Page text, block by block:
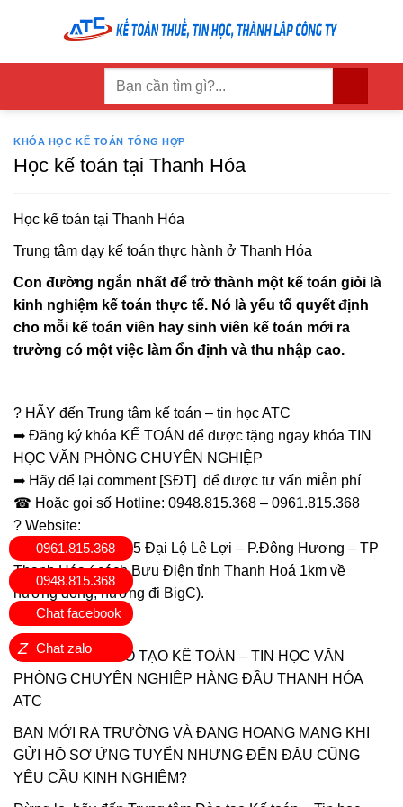
0961.815.368
0948.815.368
Chat facebook
Z Chat zalo
KHÓA HỌC KẾ TOÁN TỔNG HỢP
Học kế toán tại Thanh Hóa
Học kế toán tại Thanh Hóa
Trung tâm dạy kế toán thực hành ở Thanh Hóa
Con đường ngắn nhất để trở thành một kế toán giỏi là
kinh nghiệm kế toán thực tế. Nó là yếu tố quyết định
cho mỗi kế toán viên hay sinh viên kế toán mới ra
trường có một việc làm ổn định và thu nhập cao.
? HÃY đến Trung tâm kế toán – tin học ATC
➡ Đăng ký khóa KẾ TOÁN để được tặng ngay khóa TIN
HỌC VĂN PHÒNG CHUYÊN NGHIỆP
➡ Hãy để lại comment [SĐT] để được tư vấn miễn phí
☎ Hoặc gọi số Hotline: 0948.815.368 – 0961.815.368
? Website:
? Địa chỉ: Số 01A45 Đại Lộ Lê Lợi – P.Đông Hương – TP
Thanh Hóa ( cách Bưu Điện tỉnh Thanh Hoá 1km về
hướng đông, hướng đi BigC).
TRUNG TÂM ĐÀO TẠO KẾ TOÁN – TIN HỌC VĂN
PHÒNG CHUYÊN NGHIỆP HÀNG ĐẦU THANH HÓA
ATC
BẠN MỚI RA TRƯỜNG VÀ ĐANG HOANG MANG KHI
GỬI HỒ SƠ ỨNG TUYỂN NHƯNG ĐẾN ĐÂU CŨNG
YÊU CẦU KINH NGHIỆM?